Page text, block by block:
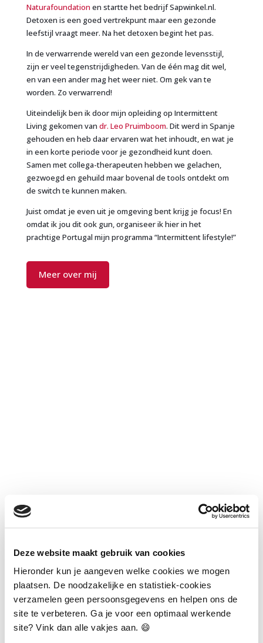
Deze website maakt gebruik van cookies
Hieronder kun je aangeven welke cookies we mogen
plaatsen. De noodzakelijke en statistiek-cookies
verzamelen geen persoonsgegevens en helpen ons de
site te verbeteren. Ga je voor een optimaal werkende
site? Vink dan alle vakjes aan. 😄
Naturafoundation en startte het bedrijf Sapwinkel.nl.
Detoxen is een goed vertrekpunt maar een gezonde
leefstijl vraagt meer. Na het detoxen begint het pas.
In de verwarrende wereld van een gezonde levensstijl,
zijn er veel tegenstrijdigheden. Van de één mag dit wel,
en van een ander mag het weer niet. Om gek van te
worden. Zo verwarrend!
Uiteindelijk ben ik door mijn opleiding op Intermittent
Living gekomen van dr. Leo Pruimboom. Dit werd in Spanje
gehouden en heb daar ervaren wat het inhoudt, en wat je
in een korte periode voor je gezondheid kunt doen.
Samen met collega-therapeuten hebben we gelachen,
gezwoegd en gehuild maar bovenal de tools ontdekt om
de switch te kunnen maken.
Juist omdat je even uit je omgeving bent krijg je focus! En
omdat ik jou dit ook gun, organiseer ik hier in het
prachtige Portugal mijn programma “Intermittent lifestyle!”
Meer over mij
Ervaring van mijn klanten